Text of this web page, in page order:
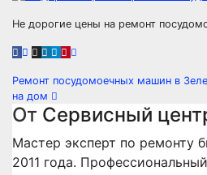
Не дорогие цены на ремонт
Навигация
по
записям
Ремонт посудомоечных машин в
на дом
От Сервисный
Мастер эксперт по ремонту
2011 года.